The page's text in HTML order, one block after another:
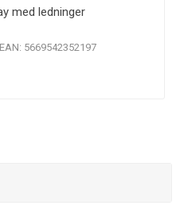
med ledninger
5669542352197